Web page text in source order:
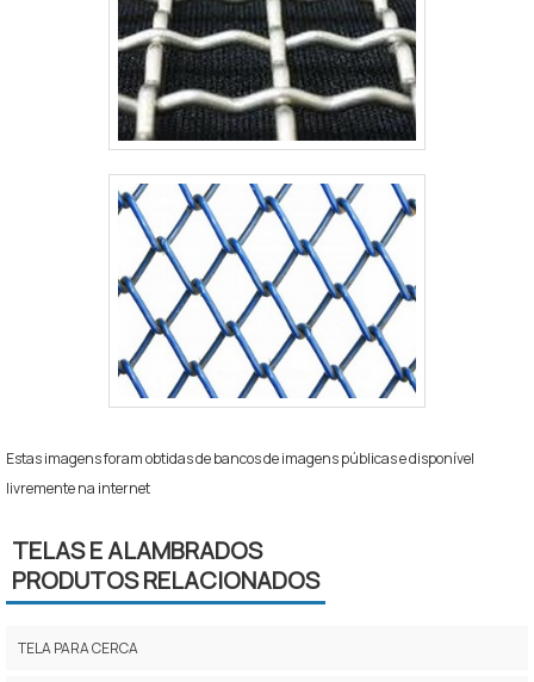
Estas imagens foram obtidas de bancos de imagens públicas e disponível
livremente na internet
TELAS E ALAMBRADOS
PRODUTOS RELACIONADOS
TELA PARA CERCA